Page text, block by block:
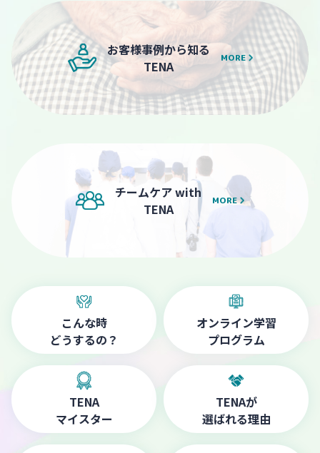
お客様事例から知る
TENA
MORE
チームケア with
TENA
MORE
こんな時
どうするの？
オンライン学習
プログラム
TENA
マイスター
TENAが
選ばれる理由